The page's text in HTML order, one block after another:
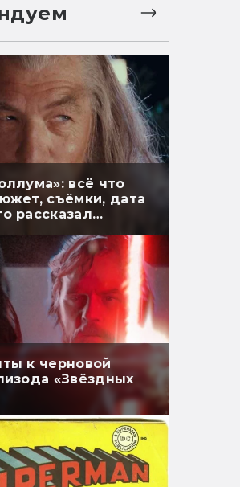
всё что
съёмки, дата
рассказал
к черновой
«Звёздных